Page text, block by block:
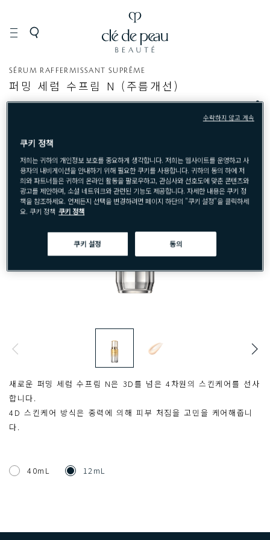
페
이
세
럼
SÉRUM RAFFERMISSANT SUPRÊME
퍼밍 세럼 수프림 N (주름개선)
새로운 퍼밍 세럼 수프림 N은 3D를 넘은 4차원의 스킨케어를 선사
합니다.
4D 스킨케어 방식은 중력에 의해 피부 처짐을 고민을 케어해줍니
다.
40mL 12mL
쿠키 정책
저희는 귀하의 개인정보 보호를 중요하게 생각합니다. 저희는 웹사이트를 운영하고 사
용자의 내비게이션을 안내하기 위해 필요한 쿠키를 사용합니다. 귀하의 동의 하에 저
희와 파트너들은 귀하의 온라인 활동을 팔로우하고, 관심사와 선호도에 맞춘 콘텐츠와
광고를 제안하며, 소셜 네트워크와 관련된 기능도 제공합니다. 자세한 내용은 쿠키 정
책을 참조하세요. 언제든지 선택을 변경하려면 페이지 하단의 "쿠키 설정"을 클릭하세
요. 쿠키 정책 쿠키 정책
쿠키 설정 동의
수락하지 않고 계속